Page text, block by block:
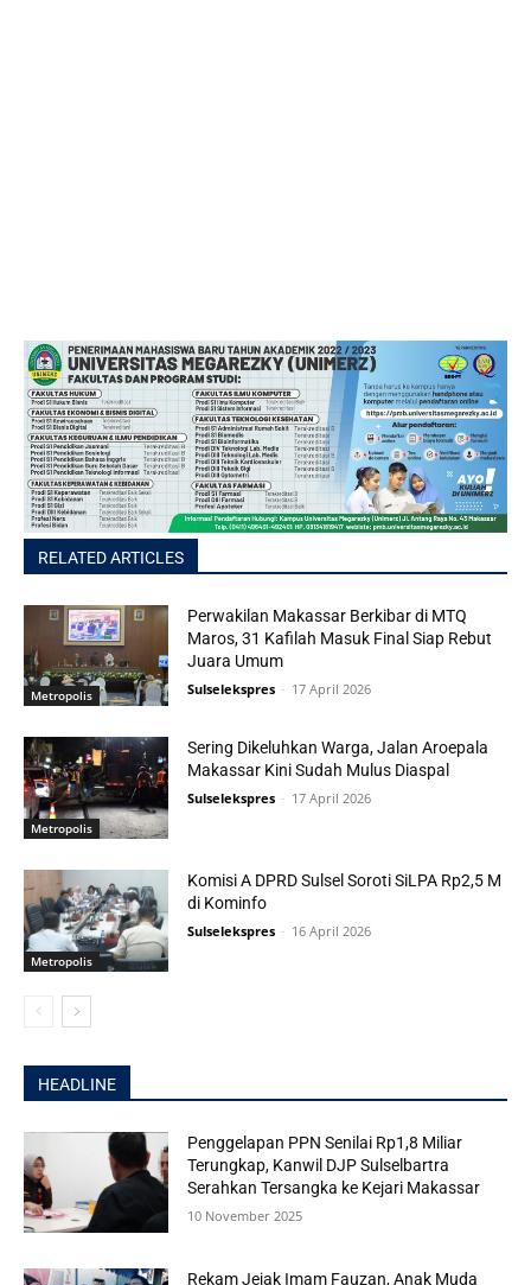
RELATED ARTICLES
Metropolis
Perwakilan Makassar Berkibar di MTQ
Maros, 31 Kafilah Masuk Final Siap Rebut
Juara Umum
Sulselekspres - 17 April 2026
Metropolis
Sering Dikeluhkan Warga, Jalan Aroepala
Makassar Kini Sudah Mulus Diaspal
Sulselekspres - 17 April 2026
Metropolis
Komisi A DPRD Sulsel Soroti SiLPA Rp2,5 M
di Kominfo
Sulselekspres - 16 April 2026
HEADLINE
Penggelapan PPN Senilai Rp1,8 Miliar
Terungkap, Kanwil DJP Sulselbartra
Serahkan Tersangka ke Kejari Makassar
10 November 2025
Rekam Jejak Imam Fauzan, Anak Muda